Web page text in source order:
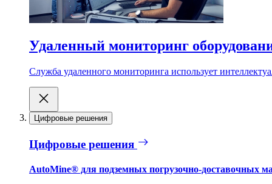
Удаленный мониторинг
Служба удаленного мониторинга использует
Цифровые решения
Цифровые решения
AutoMine® для подземных погрузочно-доставочных